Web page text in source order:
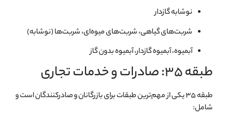
نوشابه گازدار
شربت‌های گياهی، شربت‌های ميوه‌ای، شربت‌ها (نوشابه)
آبميوه، آبميوه گازدار، آبميوه بدون گاز
طبقه ۳۵: صادرات و خدمات تجاری
طبقه ۳۵ یکی از مهم‌ترین طبقات برای بازرگانان و صادرکنندگان است و
شامل: